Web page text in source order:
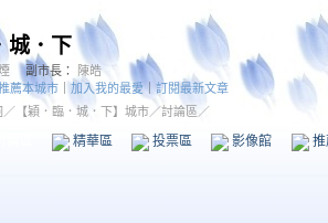
城．下
副市長：
陳皓
薦本城市 加入我的最愛｜訂閱最新文章
／ 【穎．臨．城．下】城市／討論區／
精華區 投票區 影像館